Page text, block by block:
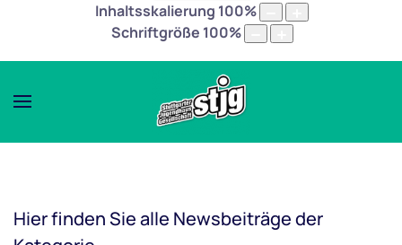
Inhaltsskalierung 100%
Schriftgröße 100%
Hier finden Sie alle Newsbeiträge der